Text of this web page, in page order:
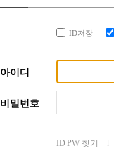
ID저장
아이디
비밀번호
ID PW 찾기